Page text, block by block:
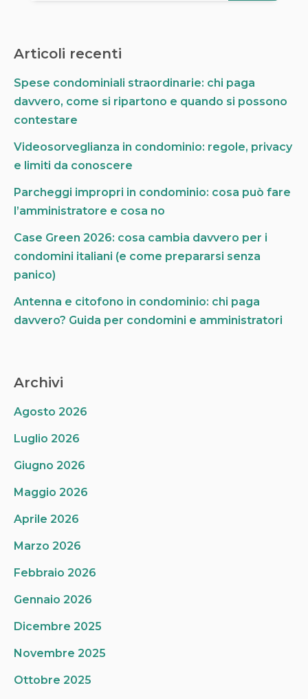
c
p
e
r
Articoli recenti
Spese condominiali straordinarie: chi paga
davvero, come si ripartono e quando si possono
contestare
Videosorveglianza in condominio: regole, privacy
e limiti da conoscere
Parcheggi impropri in condominio: cosa può fare
l’amministratore e cosa no
Case Green 2026: cosa cambia davvero per i
condomini italiani (e come prepararsi senza
panico)
Antenna e citofono in condominio: chi paga
davvero? Guida per condomini e amministratori
Archivi
Agosto 2026
Luglio 2026
Giugno 2026
Maggio 2026
Aprile 2026
Marzo 2026
Febbraio 2026
Gennaio 2026
Dicembre 2025
Novembre 2025
Ottobre 2025